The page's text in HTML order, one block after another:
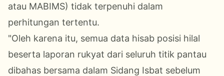
atau MABIMS) tidak terpenuhi dalam
perhitungan tertentu.
"Oleh karena itu, semua data hisab posisi hilal
beserta laporan rukyat dari seluruh titik pantau
dibahas bersama dalam Sidang Isbat sebelum